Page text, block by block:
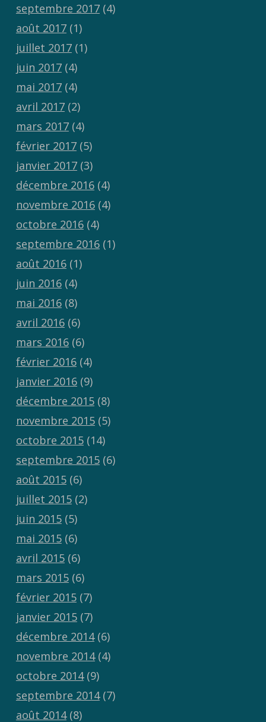
septembre 2017(4)
août 2017(1)
juillet 2017(1)
juin 2017(4)
mai 2017(4)
avril 2017(2)
mars 2017(4)
février 2017(5)
janvier 2017(3)
décembre 2016(4)
novembre 2016(4)
octobre 2016(4)
septembre 2016(1)
août 2016(1)
juin 2016(4)
mai 2016(8)
avril 2016(6)
mars 2016(6)
février 2016(4)
janvier 2016(9)
décembre 2015(8)
novembre 2015(5)
octobre 2015(14)
septembre 2015(6)
août 2015(6)
juillet 2015(2)
juin 2015(5)
mai 2015(6)
avril 2015(6)
mars 2015(6)
février 2015(7)
janvier 2015(7)
décembre 2014(6)
novembre 2014(4)
octobre 2014(9)
septembre 2014(7)
août 2014(8)